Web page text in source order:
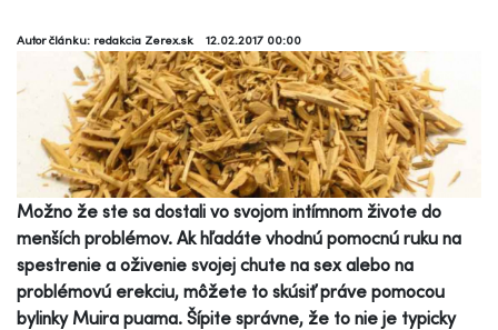
Autor článku: redakcia Zerex.sk 12.02.2017 00:00
Možno že ste sa dostali vo svojom intímnom živote do
menších problémov. Ak hľadáte vhodnú pomocnú ruku na
spestrenie a oživenie svojej chute na sex alebo na
problémovú erekciu, môžete to skúsiť práve pomocou
bylinky Muira puama. Šípite správne, že to nie je typicky